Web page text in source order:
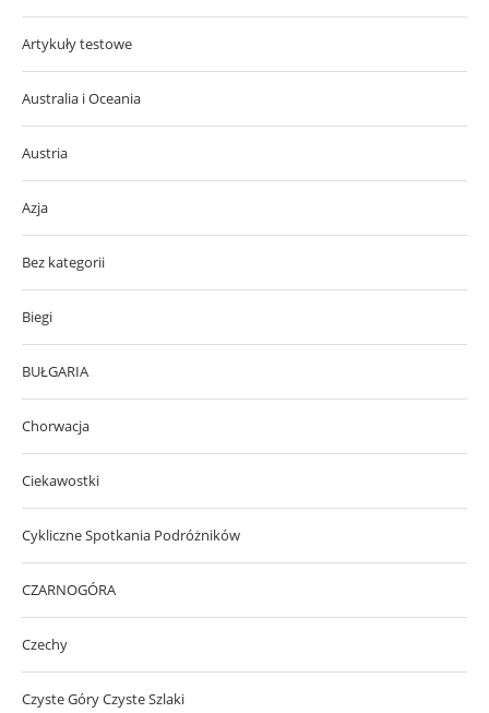
Artykuły testowe
Australia i Oceania
Austria
Azja
Bez kategorii
Biegi
BUŁGARIA
Chorwacja
Ciekawostki
Cykliczne Spotkania Podróżników
CZARNOGÓRA
Czechy
Czyste Góry Czyste Szlaki